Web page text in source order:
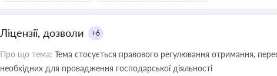
Ліцензії, дозволи +6
Про що тема: Тема стосується правового регулювання отримання,
необхідних для провадження господарської діяльності